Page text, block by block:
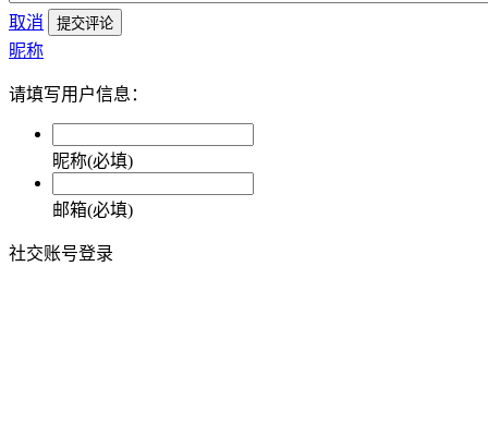
取消 提交评论
昵称
请填写用户信息：
昵称(必填)
邮箱(必填)
社交账号登录